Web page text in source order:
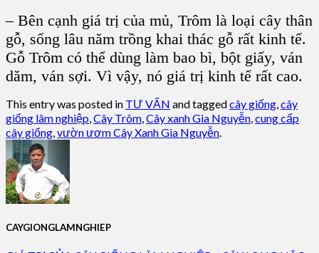
– Bên cạnh giá trị của mủ, Trôm là loại cây thân
gỗ, sống lâu năm trồng khai thác gỗ rất kinh tế.
Gỗ Trôm có thể dùng làm bao bì, bột giấy, ván
dăm, ván sợi. Vì vậy, nó giá trị kinh tế rất cao.
This entry was posted in TƯ VẤN and taggedcây giống,cây
giống lâm nghiệp,Cây Trôm,Cây xanh Gia Nguyễn,cung cấp
cây giống,vườn ươm Cây Xanh Gia Nguyễn.
CAYGIONGLAMNGHIEP